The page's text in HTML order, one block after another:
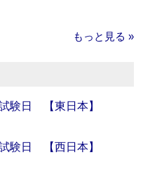
もっと見る »
験日 【東日本】
験日 【西日本】